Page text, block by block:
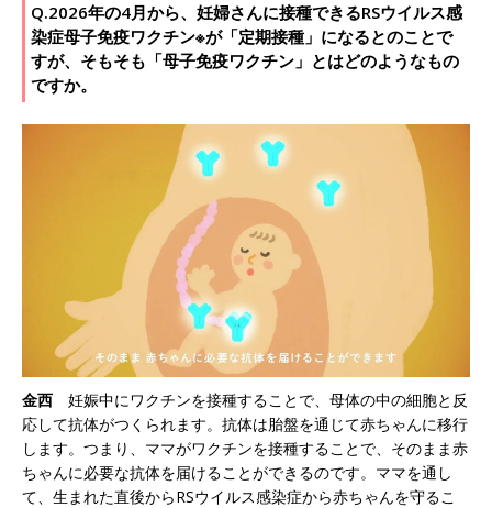
Q.2026年の4月から、妊婦さんに接種できるRSウイルス感
染症母子免疫ワクチン※が「定期接種」になるとのことで
すが、そもそも「母子免疫ワクチン」とはどのようなもの
ですか。
金西 妊娠中にワクチンを接種することで、母体の中の細胞と反
応して抗体がつくられます。抗体は胎盤を通じて赤ちゃんに移行
します。つまり、ママがワクチンを接種することで、そのまま赤
ちゃんに必要な抗体を届けることができるのです。ママを通し
て、生まれた直後からRSウイルス感染症から赤ちゃんを守るこ